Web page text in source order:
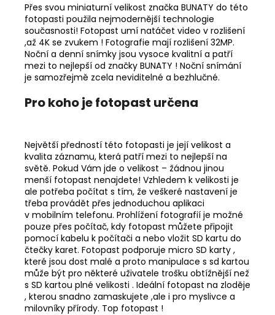
Přes svou miniaturní velikost značka BUNATY do této
fotopasti použila nejmodernější technologie
současnosti! Fotopast umí natáčet video v rozlišení
,až 4K se zvukem ! Fotografie mají rozlišení 32MP.
Noční a denní snímky jsou vysoce kvalitní a patří
mezi to nejlepší od značky BUNATY ! Noční snímání
je samozřejmě zcela neviditelné a bezhlučné.
Pro koho je fotopast určena
Největší předností této fotopasti je její velikost a
kvalita záznamu, která patří mezi to nejlepší na
světě. Pokud Vám jde o velikost – žádnou jinou
menší fotopast nenajdete! Vzhledem k velikosti je
ale potřeba počítat s tím, že veškeré nastavení je
třeba provádět přes jednoduchou aplikaci
v mobilním telefonu. Prohlížení fotografií je možné
pouze přes počítač, kdy fotopast můžete připojit
pomocí kabelu k počítači a nebo vložit SD kartu do
čtečky karet. Fotopast podporuje micro SD karty ,
které jsou dost malé a proto manipulace s sd kartou
může být pro některé uživatele trošku obtížnější než
s SD kartou plné velikosti . Ideální fotopast na zloděje
, kterou snadno zamaskujete ,ale i pro myslivce a
milovníky přírody. Top fotopast !
720
Kč